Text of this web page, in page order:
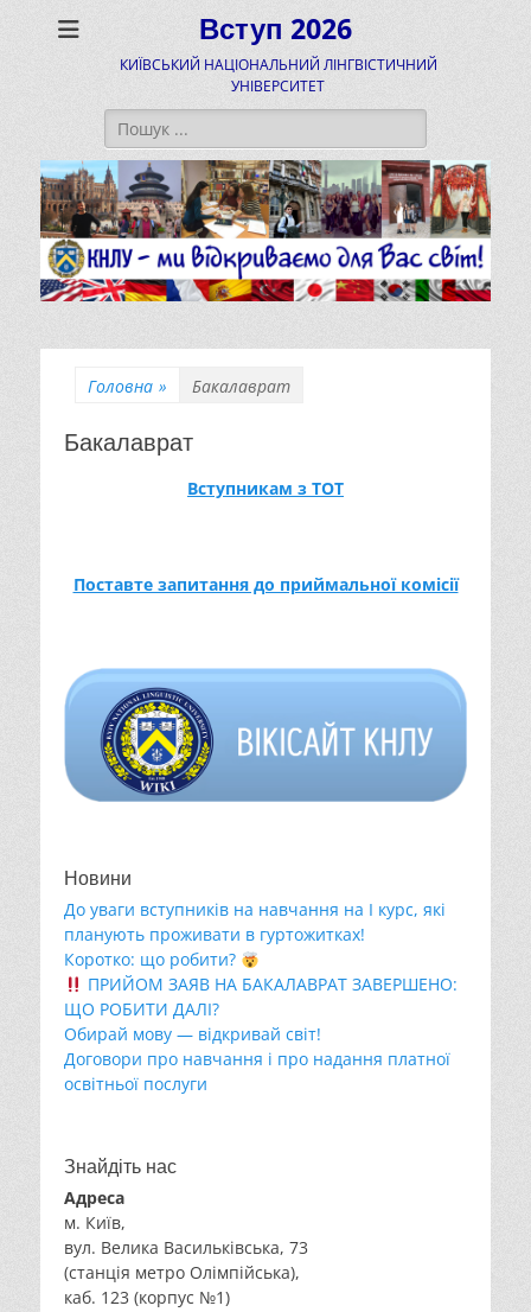
Вступ 2026
КИЇВСЬКИЙ НАЦІОНАЛЬНИЙ ЛІНГВІСТИЧНИЙ
УНІВЕРСИТЕТ
Пошук:
Головна » Бакалаврат
Бакалаврат
Вступникам з ТОТ
Поставте запитання до приймальної комісії
Новини
До уваги вступників на навчання на І курс, які
планують проживати в гуртожитках!
Коротко: що робити?
ПРИЙОМ ЗАЯВ НА БАКАЛАВРАТ ЗАВЕРШЕНО:
ЩО РОБИТИ ДАЛІ?
Обирай мову — відкривай світ!
Договори про навчання і про надання платної
освітньої послуги
Знайдіть нас
Адреса
м. Київ,
вул. Велика Васильківська, 73
(станція метро Олімпійська),
каб. 123 (корпус №1)